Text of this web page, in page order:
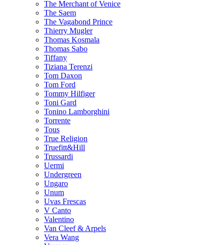
The Merchant of Venice
The Saem
The Vagabond Prince
Thierry Mugler
Thomas Kosmala
Thomas Sabo
Tiffany
Tiziana Terenzi
Tom Daxon
Tom Ford
Tommy Hilfiger
Toni Gard
Tonino Lamborghini
Torrente
Tous
True Religion
Truefitt&Hill
Trussardi
Uermi
Undergreen
Ungaro
Unum
Uvas Frescas
V Canto
Valentino
Van Cleef & Arpels
Vera Wang